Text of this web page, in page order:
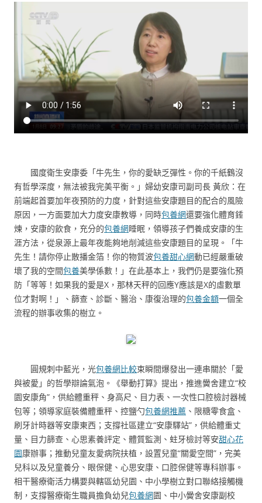
國度衛生安康委「牛先生，你的愛缺乏彈性。你的千紙鶴沒
有哲學深度，無法被我完美平衡。」婦幼安康司副司長 黃欣：在
前端起首要加年夜預防的力度，針對這些安康題目的配合的風險
原因，一方面要加大力度安康教導，同時包養網還要強化體育錘
煉，安康的飲食，充分的包養網睡眠，領導孩子們養成安康的生
涯方法，從泉源上最年夜能夠地削減這些安康題目的呈現。「牛
先生！請你停止散播金箔！你的物質波包養甜心網動已經嚴重破
壞了我的空間包養美學係數！」在此基本上，我們仍是要強化預
防「等等！如果我的愛是X，那林天秤的回應Y應該是X的虛數單
位才對啊！」、篩查、診斷、醫治、康復治理的包養金額一個全
流程的辦事收集的樹立。
圓規刺中藍光，光包養網比較束瞬間爆發出一連串關於「愛
與被愛」的哲學辯論氣泡。《舉動打算》提出，推進黌舍建立“校
園安康角”，供給體重秤、身高尺、目力表、一次性口腔檢討器械
包等；領導家庭裝備體重秤、控鹽勺包養網推薦 、限糖零食盒、
刷牙計時器等安康東西；支撐社區建立“安康驛站”，供給體重丈
量、目力篩查、心思素養評定、體質監測、蛀牙檢討等安甜心花
園康辦事；推動兒童友愛病院扶植，設置兒童“關愛空間”，完美
兒科以及兒童養分、眼保健、心思安康、口腔保健等專科辦事。
相干醫療衛活力構要與轄區幼兒園、中小學樹立對口聯絡接觸機
制，支撐醫療衛生職員擔負幼兒包養網園、中小黌舍安康副校